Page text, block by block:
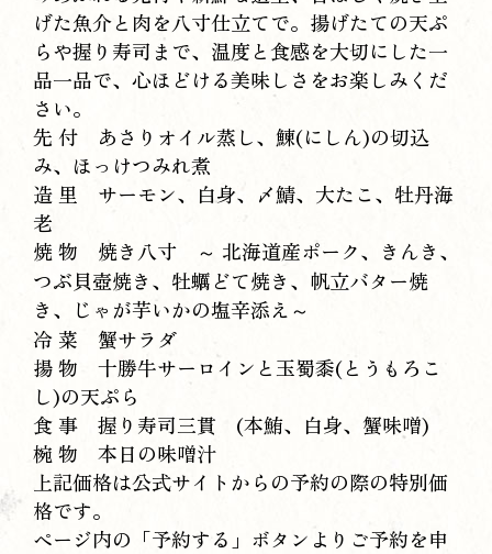
げた魚介と肉を八寸仕立てで。揚げたての天ぷ
らや握り寿司まで、温度と食感を大切にした一
品一品で、心ほどける美味しさをお楽しみくだ
さい。
先 付 あさりオイル蒸し、鰊(にしん)の切込
み、ほっけつみれ煮
造 里 サーモン、白身、〆鯖、大たこ、牡丹海
老
焼 物 焼き八寸 ～ 北海道産ポーク、きんき、
つぶ貝壺焼き、牡蠣どて焼き、帆立バター焼
き、じゃが芋いかの塩辛添え～
冷 菜 蟹サラダ
揚 物 十勝牛サーロインと玉蜀黍(とうもろこ
し)の天ぷら
食 事 握り寿司三貫 (本鮪、白身、蟹味噌)
椀 物 本日の味噌汁
上記価格は公式サイトからの予約の際の特別価
格です。
ページ内の「予約する」ボタンよりご予約を申